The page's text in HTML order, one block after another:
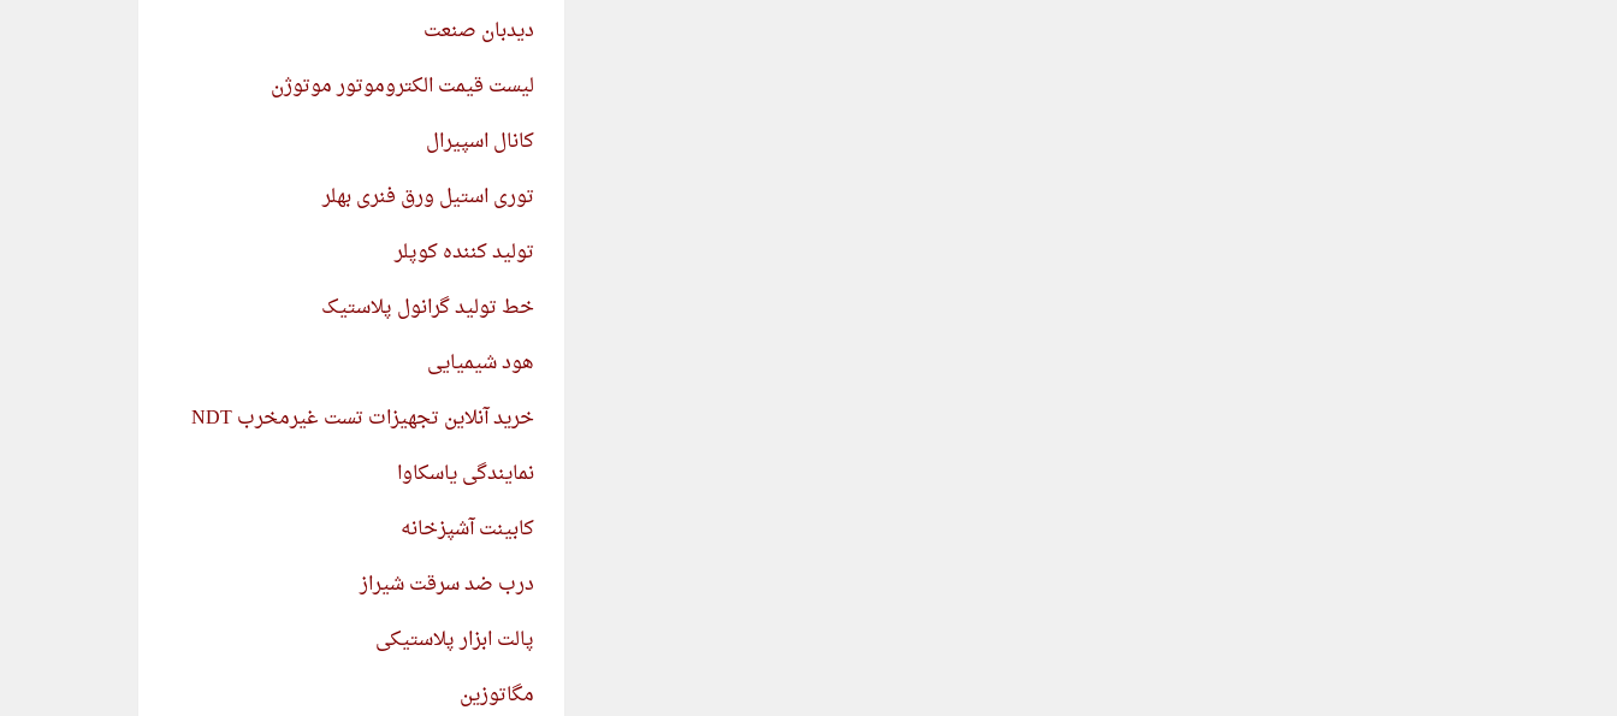
دیدبان صنعت
لیست قیمت الکتروموتور موتوژن
کانال اسپیرال
توری استیل ورق فنری بهلر
تولید کننده کوپلر
خط تولید گرانول پلاستیک
هود شیمیایی
خرید آنلاین تجهیزات تست غیرمخرب NDT
نمایندگی یاسکاوا
کابینت آشپزخانه
درب ضد سرقت شیراز
پالت ابزار پلاستیکی
مگاتوزین